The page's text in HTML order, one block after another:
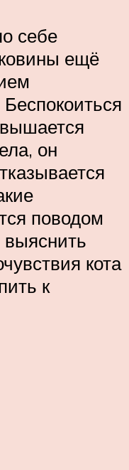
себе
ещё
он
поводом
выяснить
кота
к